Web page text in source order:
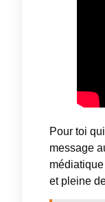
Pour toi
message
et pleine